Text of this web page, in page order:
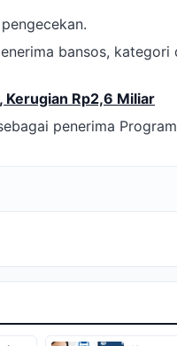
bansos, kategori
Kerugian Rp2,6 Miliar
penerima